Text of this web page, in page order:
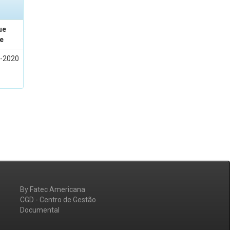
2020
By Fatec Americana
CGD - Centro de Gestão
Documental